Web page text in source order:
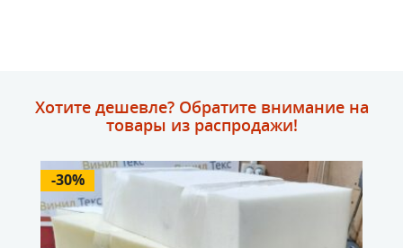
Хотите дешевле? Обратите внимание на
товары из распродажи!
-30%